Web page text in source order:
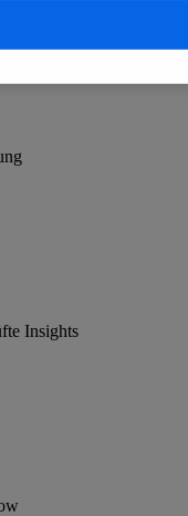
Insights